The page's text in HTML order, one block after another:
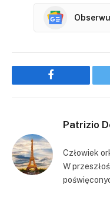
Facebook
Patrizio
Człowiek
W